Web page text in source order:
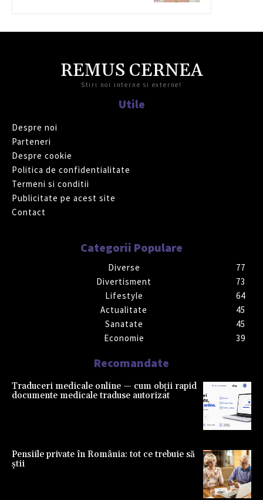
REMUS CERNEA
Stiri noi interne si externe!
Utile
Despre noi
Parteneri
Despre cookie
Politica de confidentialitate
Termeni si conditii
Publicitate pe acest site
Contact
Categorii Populare
Diverse
77
Divertisment
73
Lifestyle
64
Actualitate
45
Sanatate
45
Economie
39
Recomandate
Traduceri medicale online — cum obții rapid
documente medicale traduse autorizat
Pensiile private în România: tot ce trebuie să
știi